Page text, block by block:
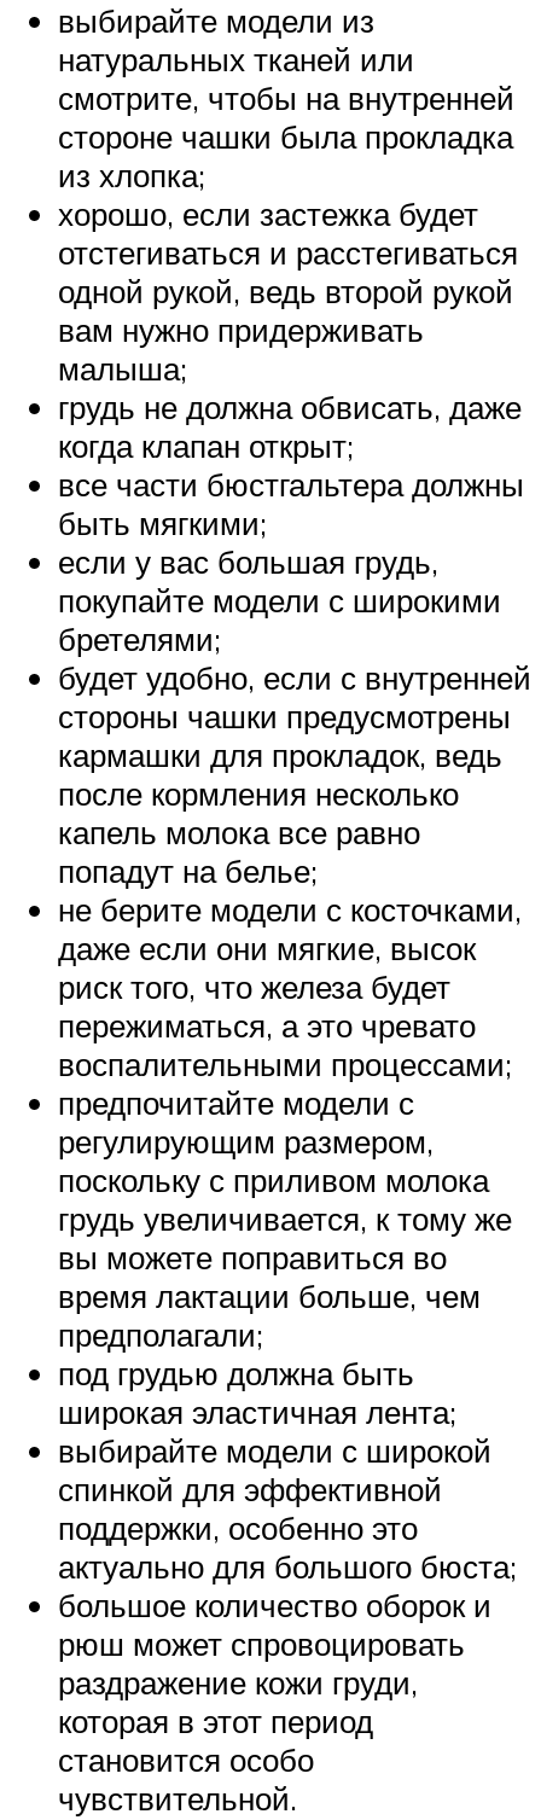
выбирайте модели из
натуральных тканей или
смотрите, чтобы на внутренней
стороне чашки была прокладка
из хлопка;
хорошо, если застежка будет
отстегиваться и расстегиваться
одной рукой, ведь второй рукой
вам нужно придерживать
малыша;
грудь не должна обвисать, даже
когда клапан открыт;
все части бюстгальтера должны
быть мягкими;
если у вас большая грудь,
покупайте модели с широкими
бретелями;
будет удобно, если с внутренней
стороны чашки предусмотрены
кармашки для прокладок, ведь
после кормления несколько
капель молока все равно
попадут на белье;
не берите модели с косточками,
даже если они мягкие, высок
риск того, что железа будет
пережиматься, а это чревато
воспалительными процессами;
предпочитайте модели с
регулирующим размером,
поскольку с приливом молока
грудь увеличивается, к тому же
вы можете поправиться во
время лактации больше, чем
предполагали;
под грудью должна быть
широкая эластичная лента;
выбирайте модели с широкой
спинкой для эффективной
поддержки, особенно это
актуально для большого бюста;
большое количество оборок и
рюш может спровоцировать
раздражение кожи груди,
которая в этот период
становится особо
чувствительной.